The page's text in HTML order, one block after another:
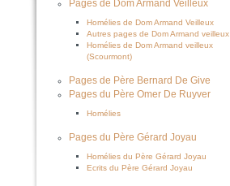
Pages de Dom Armand Veilleux
Homélies de Dom Armand Veilleux
Autres pages de Dom Armand veilleux
Homélies de Dom Armand veilleux
(Scourmont)
Pages de Père Bernard De Give
Pages du Père Omer De Ruyver
Homélies
Pages du Père Gérard Joyau
Homélies du Père Gérard Joyau
Ecrits du Père Gérard Joyau